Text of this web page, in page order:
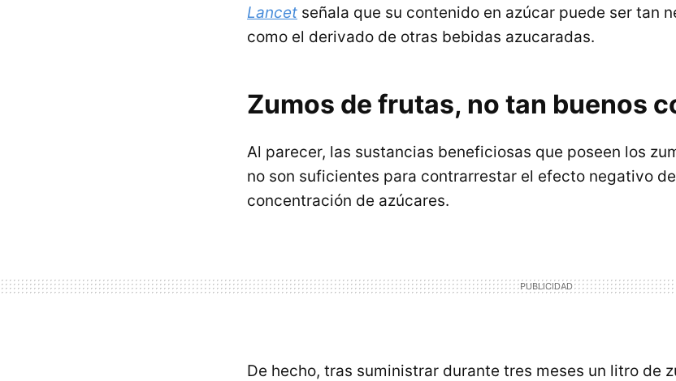
Lancet señala que su contenido en azúcar puede ser tan
como el derivado de otras bebidas azucaradas.
Zumos de frutas, no tan buenos
Al parecer, las sustancias beneficiosas que poseen los
no son suficientes para contrarrestar el efecto negativo
concentración de azúcares.
De hecho, tras suministrar durante tres meses un litro de